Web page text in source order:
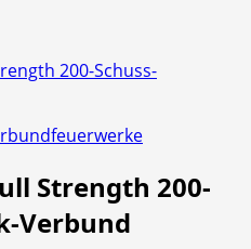
200-Schuss-
Strength 200-
Verbund